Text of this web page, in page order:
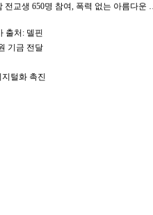
교생 650명 참여, 폭력 없는 아름다운 …
출처: 델핀
기금 전달
털화 촉진